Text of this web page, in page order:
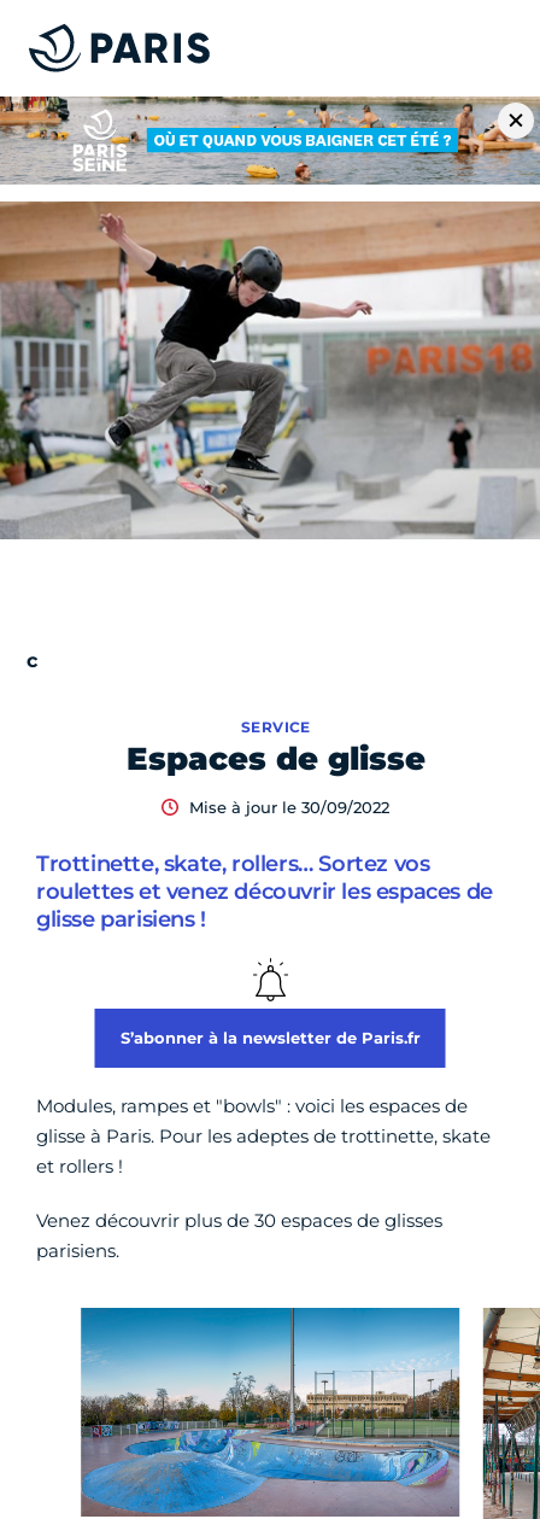
Espaces de glisse
SERVICE
Mise à jour le 30/09/2022
Trottinette, skate, rollers… Sortez vos
roulettes et venez découvrir les espaces de
glisse parisiens !
S’abonner à la newsletter de Paris.fr
Modules, rampes et "bowls" : voici les espaces de
glisse à Paris. Pour les adeptes de trottinette, skate
et rollers !
Venez découvrir plus de 30 espaces de glisses
parisiens.